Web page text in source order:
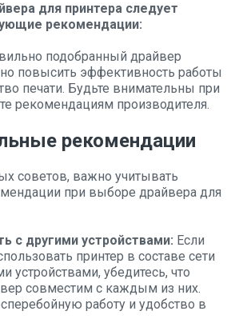
для принтера следует
рекомендации:
подобранный драйвер
повысить эффективность работы
печати. Будьте внимательны при
рекомендациям производителя.
рекомендации
советов, важно учитывать
при выборе драйвера для
с другими устройствами: Если
принтер в составе сети
устройствами, убедитесь, что
совместим с каждым из них.
работу и удобство в